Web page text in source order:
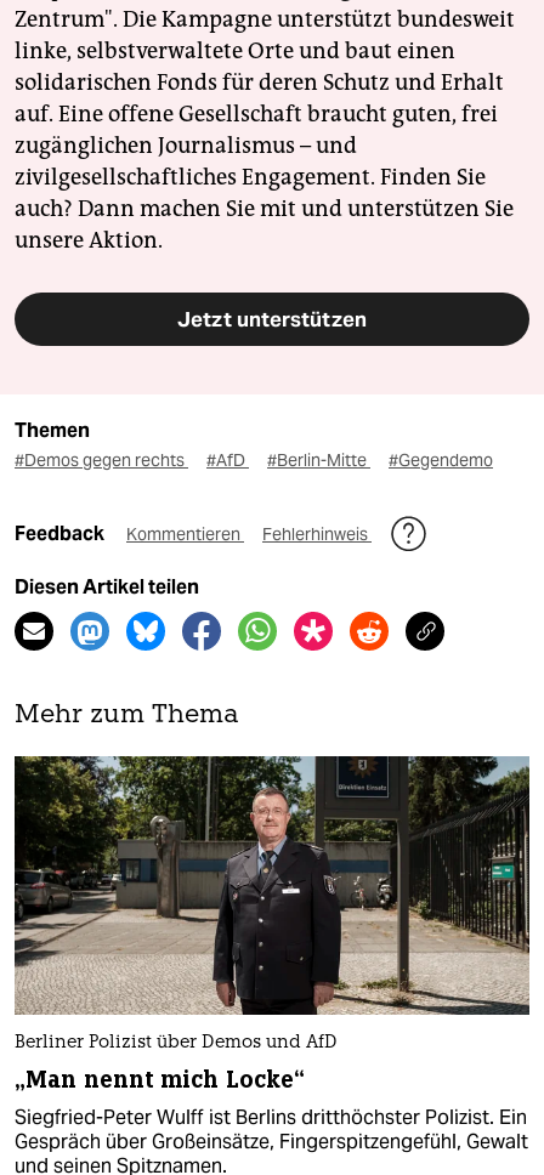
Zentrum". Die Kampagne unterstützt bundesweit
linke, selbstverwaltete Orte und baut einen
solidarischen Fonds für deren Schutz und Erhalt
auf. Eine offene Gesellschaft braucht guten, frei
zugänglichen Journalismus – und
zivilgesellschaftliches Engagement. Finden Sie
auch? Dann machen Sie mit und unterstützen Sie
unsere Aktion.
Jetzt unterstützen
Themen
#Demos gegen rechts #AfD #Berlin-Mitte #Gegendemo
Feedback Kommentieren Fehlerhinweis
Diesen Artikel teilen
Mehr zum Thema
Berliner Polizist über Demos und AfD
„Man nennt mich Locke“
Siegfried-Peter Wulff ist Berlins dritthöchster Polizist. Ein
Gespräch über Großeinsätze, Fingerspitzengefühl, Gewalt
und seinen Spitznamen.